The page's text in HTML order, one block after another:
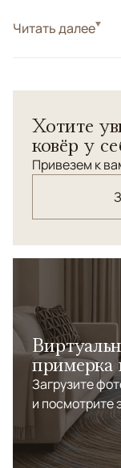
Стиль
холодных
качества с
ручного
Читать далее
Хотите
ковёр у
Привезем к
примерка
Загрузите
и посмотрите